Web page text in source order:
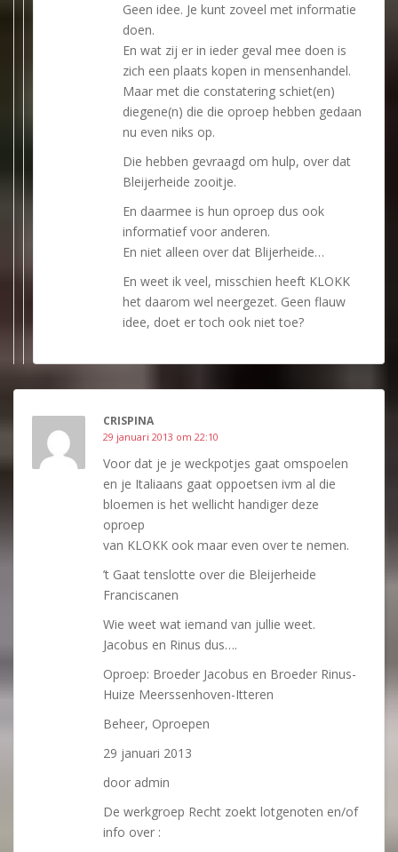
Geen idee. Je kunt zoveel met informatie
doen.
En wat zij er in ieder geval mee doen is
zich een plaats kopen in mensenhandel.
Maar met die constatering schiet(en)
diegene(n) die die oproep hebben gedaan
nu even niks op.
Die hebben gevraagd om hulp, over dat
Bleijerheide zooitje.
En daarmee is hun oproep dus ook
informatief voor anderen.
En niet alleen over dat Blijerheide…
En weet ik veel, misschien heeft KLOKK
het daarom wel neergezet. Geen flauw
idee, doet er toch ook niet toe?
CRISPINA
29 januari 2013 om 22:10
Voor dat je je weckpotjes gaat omspoelen
en je Italiaans gaat oppoetsen ivm al die
bloemen is het wellicht handiger deze
oproep
van KLOKK ook maar even over te nemen.
’t Gaat tenslotte over die Bleijerheide
Franciscanen
Wie weet wat iemand van jullie weet.
Jacobus en Rinus dus….
Oproep: Broeder Jacobus en Broeder Rinus-
Huize Meerssenhoven-Itteren
Beheer, Oproepen
29 januari 2013
door admin
De werkgroep Recht zoekt lotgenoten en/of
info over :